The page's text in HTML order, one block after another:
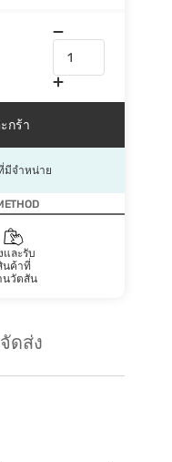
กร้า
มีจำหน่าย
และรับ
นค้าที่
นวัตสัน
ดส่ง